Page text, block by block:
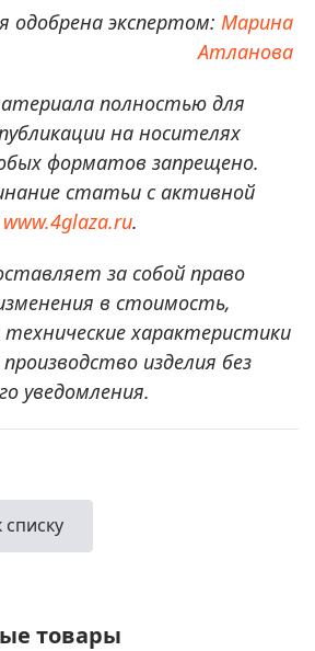
одобрена экспертом: Марина
Атланова
полностью для
на носителях
форматов запрещено.
статьи с активной
www.4glaza.ru.
за собой право
в стоимость,
характеристики
изделия без
уведомления.
списку
товары